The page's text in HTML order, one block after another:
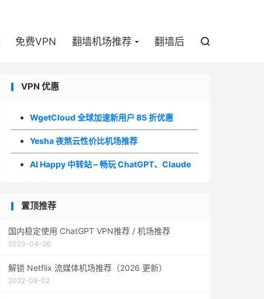
免费VPN 翻墙机场推荐 翻墙后 
VPN 优惠
WgetCloud 全球加速新用户 85 折优惠
Yesha 夜煞云性价比机场推荐
AI Happy 中转站 – 畅玩 ChatGPT、Claude
置顶推荐
国内稳定使用 ChatGPT VPN推荐 / 机场推荐
2023-04-26
解锁 Netflix 流媒体机场推荐（2026 更新）
2022-08-02